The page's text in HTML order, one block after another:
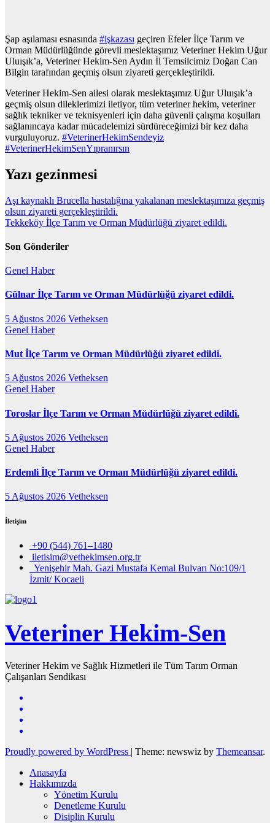
Şap aşılaması esnasında #işkazası geçiren Efeler İlçe Tarım ve
Orman Müdürlüğünde görevli meslektaşımız Veteriner Hekim Uğur
Uluışık’a, Veteriner Hekim-Sen Aydın İl Temsilcimiz Doğan Can
Bilgin tarafından geçmiş olsun ziyareti gerçekleştirildi.
Veteriner Hekim-Sen ailesi olarak meslektaşımız Uğur Uluışık’a
geçmiş olsun dileklerimizi iletiyor, tüm veteriner hekim, veteriner
sağlık tekniker ve teknisyenleri için daha güvenli çalışma koşulları
sağlanıncaya kadar mücadelemizi sürdüreceğimizi bir kez daha
vurguluyoruz. #VeterinerHekimSendeyiz
#VeterinerHekimSenYıpranırsın
Yazı gezinmesi
Aşı kaynaklı Brucella hastalığına yakalanan meslektaşımıza geçmiş
olsun ziyareti gerçekleştirildi.
Tekkeköy İlçe Tarım ve Orman Müdürlüğü ziyaret edildi.
Son Gönderiler
Genel Haber
Gülnar İlçe Tarım ve Orman Müdürlüğü ziyaret edildi.
5 Ağustos 2026 Vetheksen
Genel Haber
Mut İlçe Tarım ve Orman Müdürlüğü ziyaret edildi.
5 Ağustos 2026 Vetheksen
Genel Haber
Toroslar İlçe Tarım ve Orman Müdürlüğü ziyaret edildi.
5 Ağustos 2026 Vetheksen
Genel Haber
Erdemli İlçe Tarım ve Orman Müdürlüğü ziyaret edildi.
5 Ağustos 2026 Vetheksen
İletişim
+90 (544) 761–1480
iletisim@vethekimsen.org.tr
Yenişehir Mah. Gazi Mustafa Kemal Bulvarı No:109/1
İzmit/ Kocaeli
Veteriner Hekim-Sen
Veteriner Hekim ve Sağlık Hizmetleri ile Tüm Tarım Orman
Çalışanları Sendikası
Proudly powered by WordPress | Theme: newswiz by Themeansar.
Anasayfa
Hakkımızda
Yönetim Kurulu
Denetleme Kurulu
Disiplin Kurulu